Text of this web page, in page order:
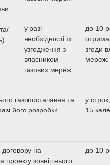
у разі
необхідності їх
узгодження з
власником
газових мереж
до 10
згоди
мереж.
газопостачання та
його розробки
у
15
договору на
проекту зовнішнього
до 10